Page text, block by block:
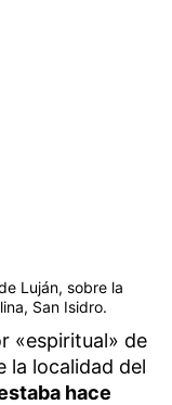
Luján, sobre la
San Isidro.
«espiritual» de
la localidad del
hace